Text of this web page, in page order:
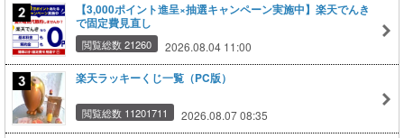
【3,000ポイント進呈×抽選キャンペーン実施中】楽天でんき
で固定費見直し
閲覧総数 21260 2026.08.04 11:00
楽天ラッキーくじ一覧（PC版）
閲覧総数 11201711 2026.08.07 08:35